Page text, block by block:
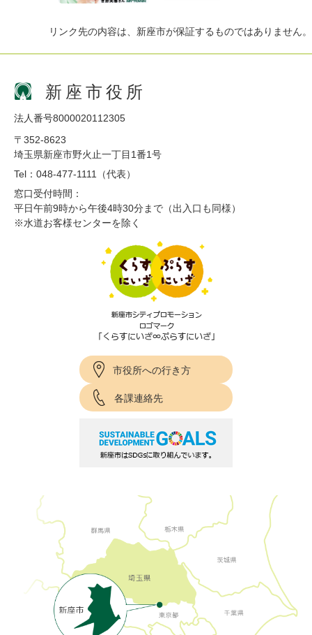
リンク先の内容は、新座市が保証するものではありません。
新座市役所
法人番号8000020112305
〒352-8623
埼玉県新座市野火止一丁目1番1号
Tel：048-477-1111（代表）
窓口受付時間：
平日午前9時から午後4時30分まで（出入口も同様）
※水道お客様センターを除く
市役所への行き方
各課連絡先